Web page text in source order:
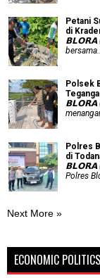
Petani
di
𝗕𝗟𝗢𝗥𝗔
Polsek
𝗕𝗟𝗢𝗥𝗔
Polres
di
𝗕𝗟𝗢𝗥𝗔
Polres
Next More »
ECONOMIC POLITICS